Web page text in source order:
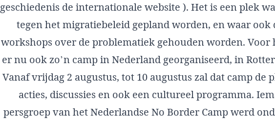
geschiedenis de internationale website ). Het is een plek
tegen het migratiebeleid gepland worden, en waar ook
workshops over de problematiek gehouden worden. Voor
er nu ook zo’n camp in Nederland georganiseerd, in
Vanaf vrijdag 2 augustus, tot 10 augustus zal dat camp de
acties, discussies en ook een cultureel programma.
persgroep van het Nederlandse No Border Camp werd